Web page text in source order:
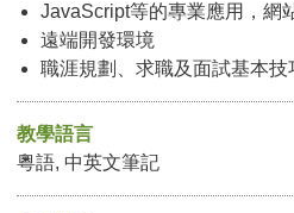
JavaScript等的專業應用，網
遠端開發環境
職涯規劃、求職及面試基本技
教學語言
粵語, 中英文筆記